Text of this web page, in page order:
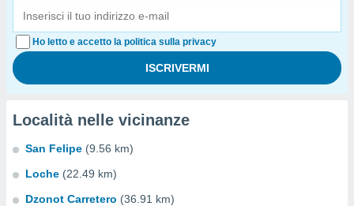
Ho letto e accetto la politica sulla privacy
Località nelle vicinanze
San Felipe (9.56 km)
Loche (22.49 km)
Dzonot Carretero (36.91 km)